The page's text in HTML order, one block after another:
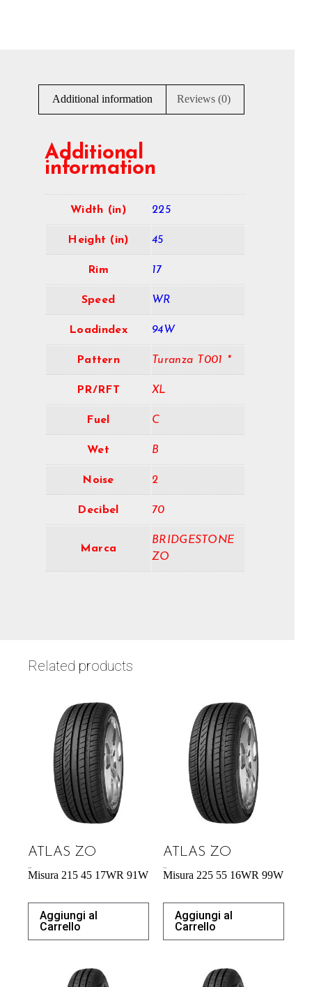
Additional information Reviews (0)
Additional
information
Width (in) 225
Height (in) 45
Rim 17
Speed WR
Loadindex 94W
Pattern Turanza T001 *
PR/RFT XL
Fuel C
Wet B
Noise 2
Decibel 70
Marca
BRIDGESTONE
ZO
Related products
ATLAS ZO
Misura 215 45 17WR 91W
Aggiungi al
Carrello
ATLAS ZO
Misura 225 55 16WR 99W
Aggiungi al
Carrello